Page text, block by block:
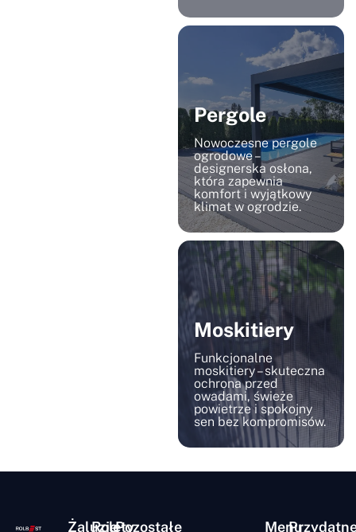
Pergole
Nowoczesne pergole
ogrodowe –
designerska osłona,
która zapewnia
komfort i wyjątkowy
klimat w ogrodzie.
Moskitiery
Funkcjonalne
moskitiery – skuteczna
ochrona przed
owadami, świeże
powietrze i spokojny
sen bez kompromisów.
Żaluzje
RoletyPozostałe Menu